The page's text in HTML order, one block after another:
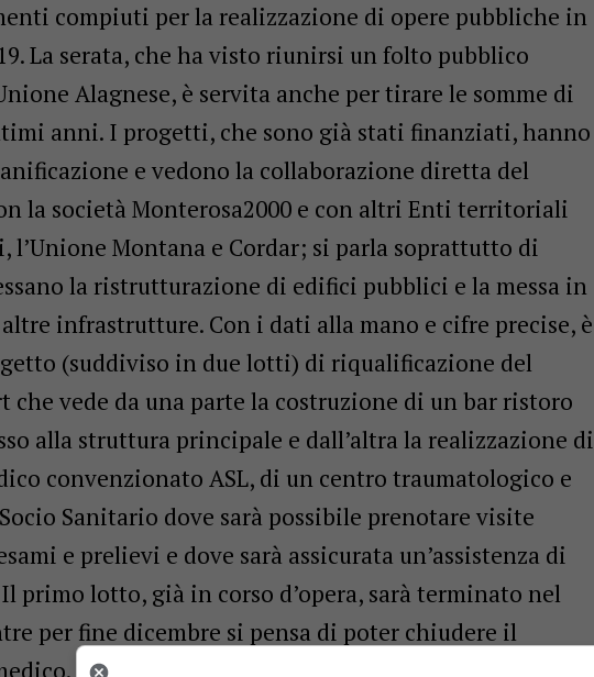
compiuti per la realizzazione di opere pubbliche in
La serata, che ha visto riunirsi un folto pubblico
Alagnese, è servita anche per tirare le somme di
anni. I progetti, che sono già stati finanziati, hanno
e vedono la collaborazione diretta del
la società Monterosa2000 e con altri Enti territoriali
l’Unione Montana e Cordar; si parla soprattutto di
la ristrutturazione di edifici pubblici e la messa in
infrastrutture. Con i dati alla mano e cifre precise, è
(suddiviso in due lotti) di riqualificazione del
che vede da una parte la costruzione di un bar ristoro
alla struttura principale e dall’altra la realizzazione di
convenzionato ASL, di un centro traumatologico e
Sanitario dove sarà possibile prenotare visite
e prelievi e dove sarà assicurata un’assistenza di
primo lotto, già in corso d’opera, sarà terminato nel
per fine dicembre si pensa di poter chiudere il
Sono già stati finanziati, ma di futura